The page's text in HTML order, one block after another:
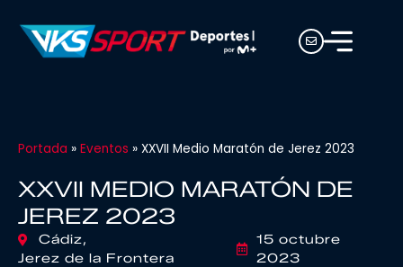
Portada » Eventos » XXVII Medio Maratón de Jerez 2023
XXVII MEDIO MARATÓN DE
JEREZ 2023
Cádiz,
Jerez de la Frontera
15 octubre
2023